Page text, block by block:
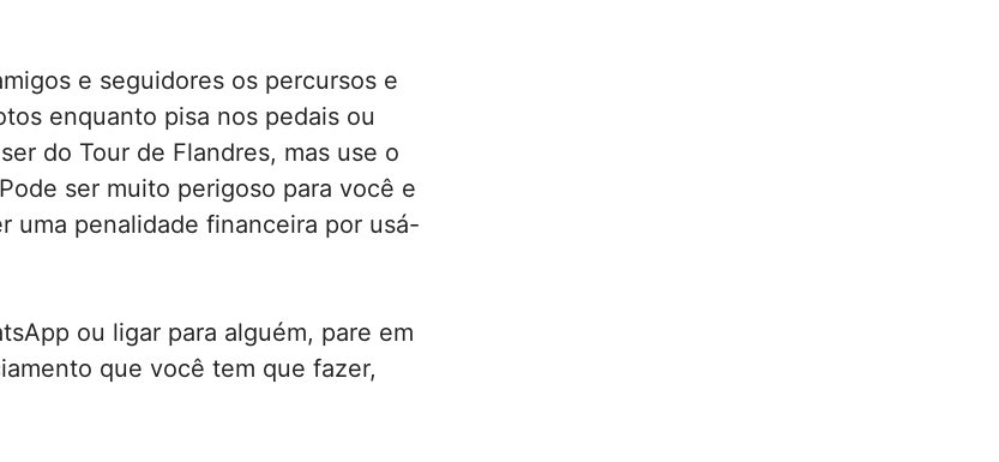
e seguidores os percursos e
enquanto pisa nos pedais ou
do Tour de Flandres, mas use o
ser muito perigoso para você e
uma penalidade financeira por usá-
ou ligar para alguém, pare em
que você tem que fazer,